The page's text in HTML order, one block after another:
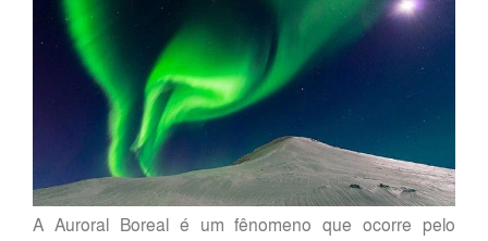
A Auroral Boreal é um fênomeno que ocorre pelo